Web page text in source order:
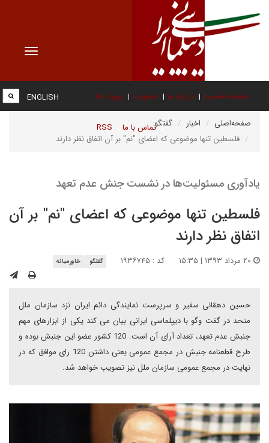
Toggle
صفحه نخست درباره ما عضویت پیوند ها
تماس با ما RSS
ENGLISH
صفحه‌اصلی اخبار
گفتگو
فلسطین تنها موضوعی که اعضای "نم" بر آن اتفاق نظر دارند
یادآوری مسئولیت‌ها در نشست جنش عدم تعهد
فلسطین تنها موضوعی که اعضای "نم" بر آن
اتفاق نظر دارند
کد : ۱۹۳۶۷۴۵ گفتگو خاورمیانه
حسین دهقانی سفیر و سرپرست نمایندگی دائم ایران نزد سازمان ملل
متحد در گفت وگو با دیپلماسی ایرانی بیان می کند یکی از ابزارهای مهم
جنبش عدم تعهد، تعداد آرای آن است. 120 کشور عضو این جنبش بوده و
طرح قطعنامه جنبش در مجمع عمومی یعنی داشتن 120 رای موافق که در
نهایت در مجمع عمومی سازمان ملل نیز تصویب خواهد شد.